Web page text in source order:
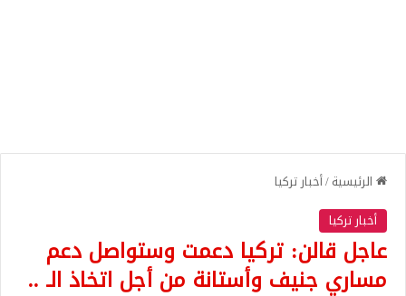
الرئيسية/أخبار تركيا
أخبار تركيا
عاجل قالن: تركيا دعمت وستواصل دعم
مساري جنيف وأستانة من أجل اتخاذ الـ ..